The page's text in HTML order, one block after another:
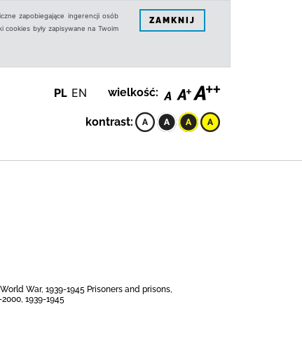
zapobiegające ingerencji osób
były zapisywane na Twoim
ZAMKNIJ
PL EN wielkość:
kontrast:
War, 1939-1945 Prisoners and prisons,
1939-1945